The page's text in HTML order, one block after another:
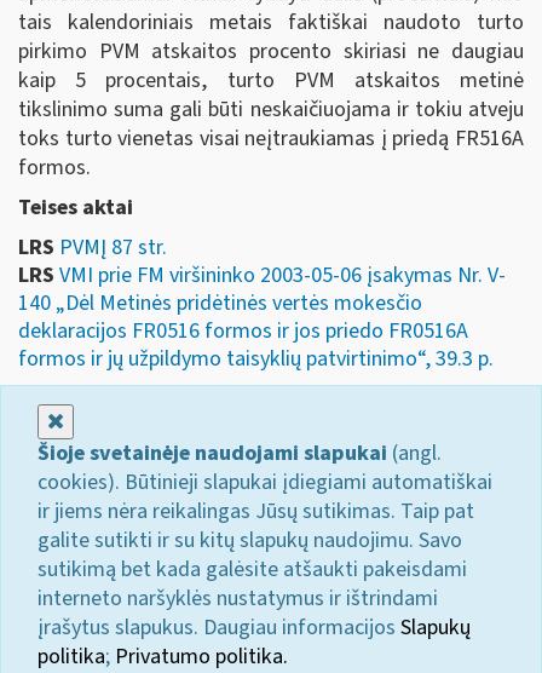
tais kalendoriniais metais faktiškai naudoto turto
pirkimo PVM atskaitos procento skiriasi ne daugiau
kaip 5 procentais, turto PVM atskaitos metinė
tikslinimo suma gali būti neskaičiuojama ir tokiu atveju
toks turto vienetas visai neįtraukiamas į priedą FR516A
formos.
Teises aktai
LRS PVMĮ 87 str.
LRS VMI prie FM viršininko 2003-05-06 įsakymas Nr. V-
140 „Dėl Metinės pridėtinės vertės mokesčio
deklaracijos FR0516 formos ir jos priedo FR0516A
formos ir jų užpildymo taisyklių patvirtinimo“, 39.3 p.
Šioje svetainėje naudojami slapukai (angl.
cookies). Būtinieji slapukai įdiegiami automatiškai
ir jiems nėra reikalingas Jūsų sutikimas. Taip pat
galite sutikti ir su kitų slapukų naudojimu. Savo
sutikimą bet kada galėsite atšaukti pakeisdami
interneto naršyklės nustatymus ir ištrindami
įrašytus slapukus. Daugiau informacijos Slapukų
politika; Privatumo politika.